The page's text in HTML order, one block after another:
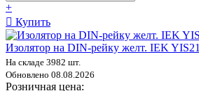
+
Купить
Изолятор на DIN-рейку желт. IEK YIS21
На складе 3982 шт.
Обновлено 08.08.2026
Розничная цена: